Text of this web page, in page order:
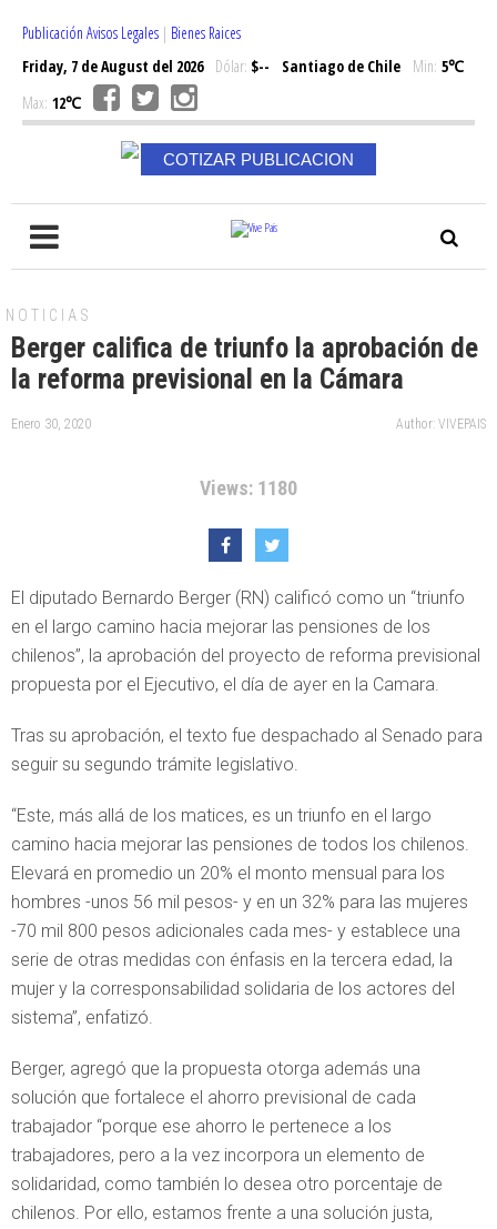
Publicación Avisos Legales | Bienes Raices
Friday, 7 de August del 2026Dólar: $-- Santiago de Chile Min: 5℃
Max: 12℃
COTIZAR PUBLICACION
NOTICIAS
Berger califica de triunfo la aprobación de
la reforma previsional en la Cámara
Enero 30, 2020 Author: VIVEPAIS
Views: 1180
El diputado Bernardo Berger (RN) calificó como un “triunfo
en el largo camino hacia mejorar las pensiones de los
chilenos”, la aprobación del proyecto de reforma previsional
propuesta por el Ejecutivo, el día de ayer en la Camara.
Tras su aprobación, el texto fue despachado al Senado para
seguir su segundo trámite legislativo.
“Este, más allá de los matices, es un triunfo en el largo
camino hacia mejorar las pensiones de todos los chilenos.
Elevará en promedio un 20% el monto mensual para los
hombres -unos 56 mil pesos- y en un 32% para las mujeres
-70 mil 800 pesos adicionales cada mes- y establece una
serie de otras medidas con énfasis en la tercera edad, la
mujer y la corresponsabilidad solidaria de los actores del
sistema”, enfatizó.
Berger, agregó que la propuesta otorga además una
solución que fortalece el ahorro previsional de cada
trabajador “porque ese ahorro le pertenece a los
trabajadores, pero a la vez incorpora un elemento de
solidaridad, como también lo desea otro porcentaje de
chilenos. Por ello, estamos frente a una solución justa,